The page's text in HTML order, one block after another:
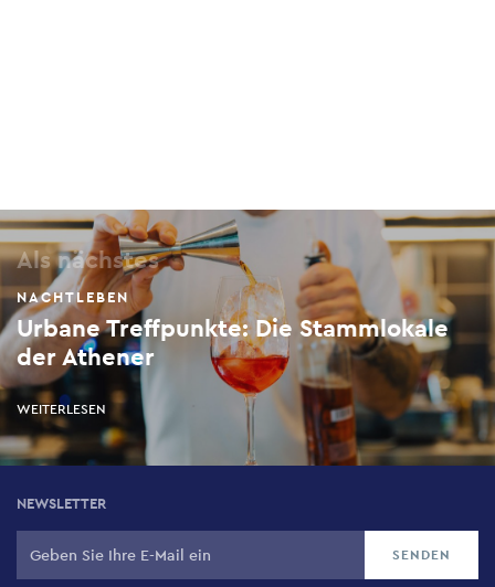
Als nächstes
NACHTLEBEN
Urbane Treffpunkte: Die Stammlokale
der Athener
WEITERLESEN
NEWSLETTER